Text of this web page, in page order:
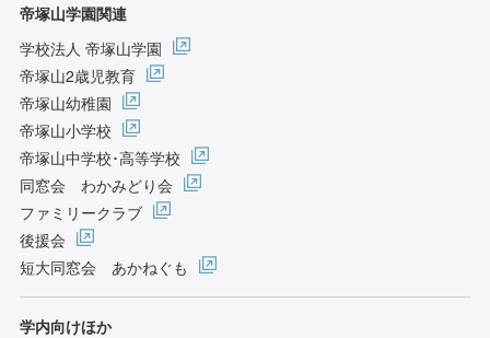
帝塚山学園関連
学校法人 帝塚山学園
帝塚山2歳児教育
帝塚山幼稚園
帝塚山小学校
帝塚山中学校･高等学校
同窓会 わかみどり会
ファミリークラブ
後援会
短大同窓会 あかねぐも
学内向けほか